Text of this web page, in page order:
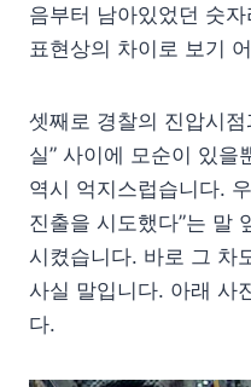
음부터 남아있었던 숫
표현상의 차이로 보기
셋째로 경찰의 진압시
실” 사이에 모순이 있을
역시 억지스럽습니다.
진출을 시도했다”는 말
시켰습니다. 바로 그 차
사실 말입니다. 아래 사
다.